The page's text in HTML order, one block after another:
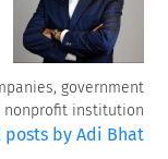
government
nonprofit institution.
posts by Adi Bhat